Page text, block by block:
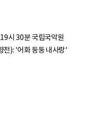
시 30분 국립국악원
): '어화 둥둥 내사랑'